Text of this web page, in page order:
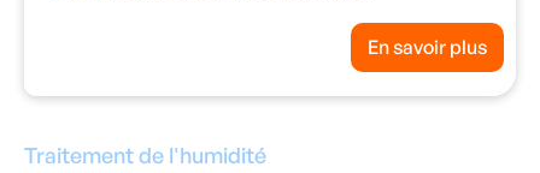
En savoir plus
Traitement de l'humidité